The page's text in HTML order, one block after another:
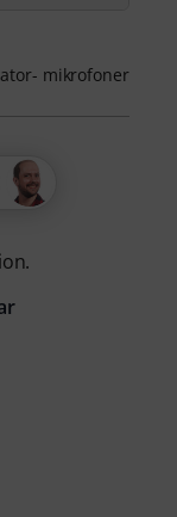
mikrofoner